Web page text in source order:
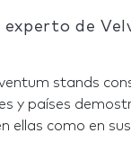
experto de
stands
y países
ellas como en